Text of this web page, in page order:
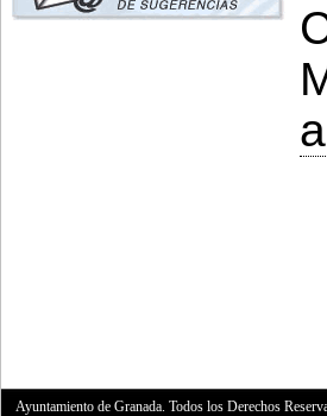
Ayuntamiento de Granada. Todos los Derechos